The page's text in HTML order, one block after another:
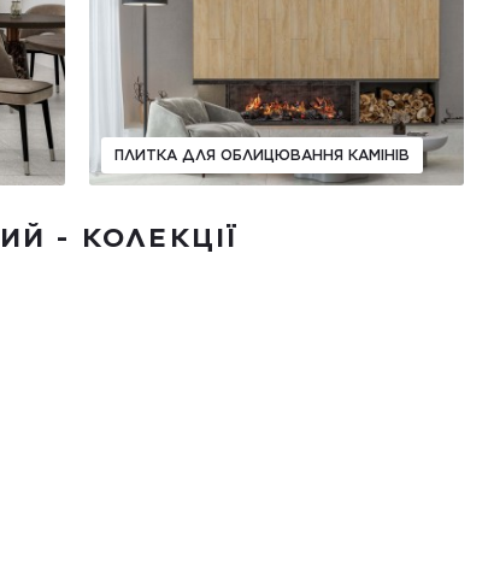
ПЛИТКА ДЛЯ ОБЛИЦЮВАННЯ КАМІНІВ
- КОЛЕКЦІЇ